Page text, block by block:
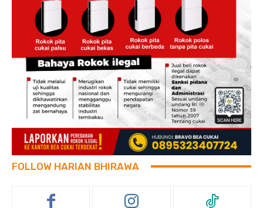
FOLLOW HARIAN BHIRAWA